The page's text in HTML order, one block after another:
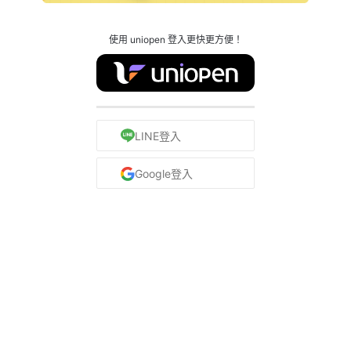
使用 uniopen 登入更快更方便！
LINE登入
Google登入